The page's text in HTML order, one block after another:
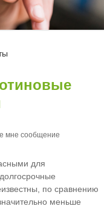
мне сообщение
для
по сравнению
меньше